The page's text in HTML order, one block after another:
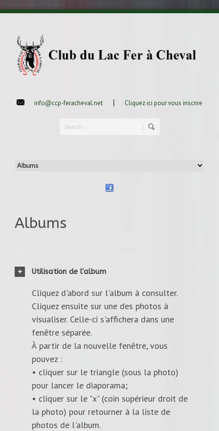
info@ccp-feracheval.net | Cliquez ici pour vous inscrire
Albums
Utilisation de l'album
Cliquez d'abord sur l'album à consulter.
Cliquez ensuite sur une des photos à
visualiser. Celle-ci s'affichera dans une
fenêtre séparée.
À partir de la nouvelle fenêtre, vous
pouvez :
• cliquer sur le triangle (sous la photo)
pour lancer le diaporama;
• cliquer sur le "x" (coin supérieur droit de
la photo) pour retourner à la liste de
photos de l'album.